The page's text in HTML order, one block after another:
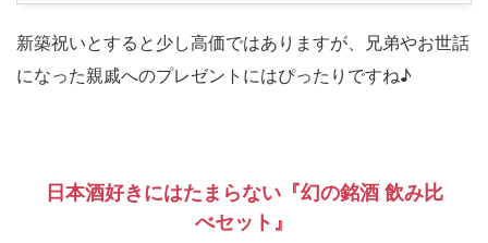
新築祝いとすると少し高価ではありますが、兄弟やお世話
になった親戚へのプレゼントにはぴったりですね♪
日本酒好きにはたまらない『幻の銘酒 飲み比
べセット』